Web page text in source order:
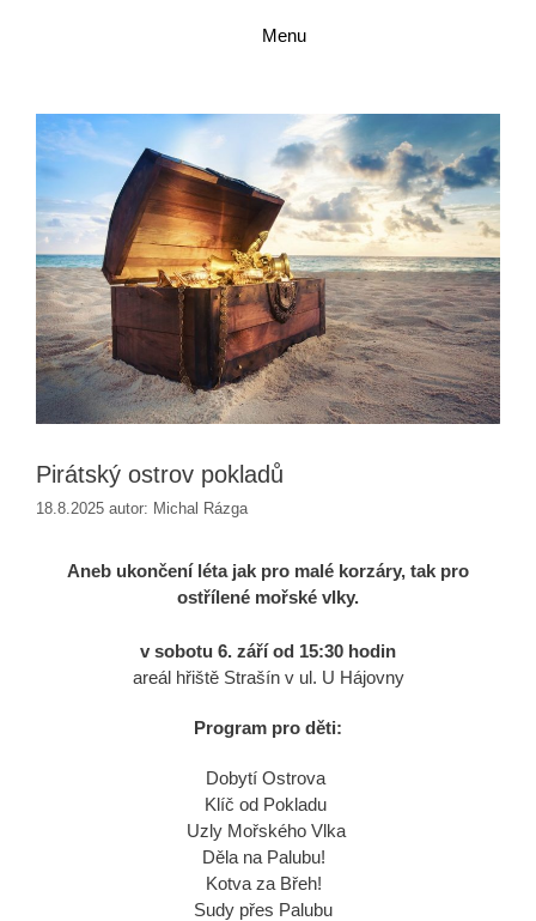
Menu
Pirátský ostrov pokladů
18.8.2025 autor: Michal Rázga
Aneb ukončení léta jak pro malé korzáry, tak pro
ostřílené mořské vlky.
v sobotu 6. září od 15:30 hodin
areál hřiště Strašín v ul. U Hájovny
Program pro děti:
Dobytí Ostrova
Klíč od Pokladu
Uzly Mořského Vlka
Děla na Palubu!
Kotva za Břeh!
Sudy přes Palubu